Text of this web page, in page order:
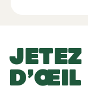
D’ŒIL